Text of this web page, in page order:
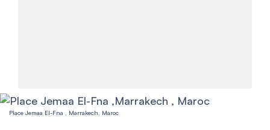
Place Jemaa El-Fna , Marrakech, Maroc